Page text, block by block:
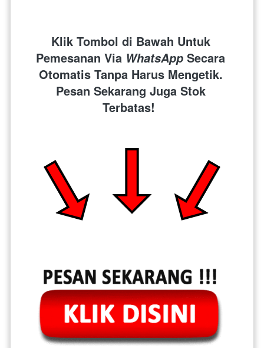
Klik Tombol di Bawah Untuk
Pemesanan Via WhatsApp Secara
Otomatis Tanpa Harus Mengetik.
Pesan Sekarang Juga Stok
Terbatas!